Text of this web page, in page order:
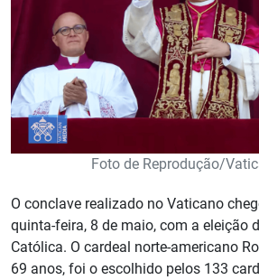
Foto de Reprodução/
O conclave realizado no Vaticano
quinta-feira, 8 de maio, com a eleição
Católica. O cardeal norte-americano
69 anos, foi o escolhido pelos 133